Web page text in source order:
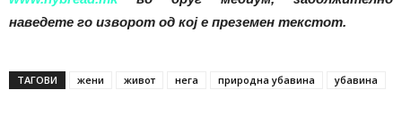
наведете го изворот од кој е преземен текстот.
ТАГОВИ жени живот нега природна убавина убавина